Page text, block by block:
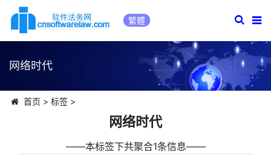
繁體
网络时代
首页 > 标签>
网络时代
――本标签下共聚合1条信息――